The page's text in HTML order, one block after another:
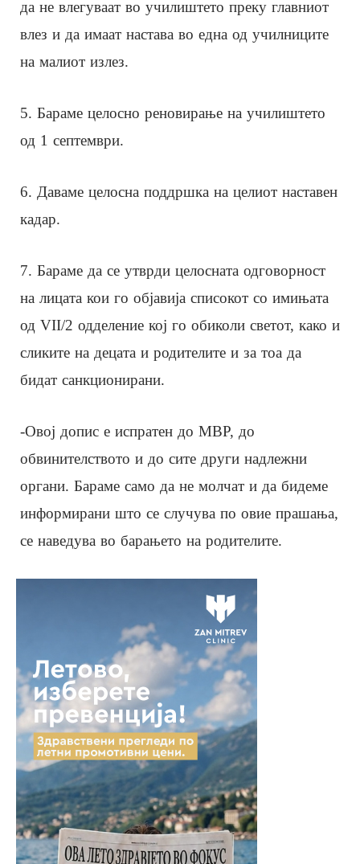
да не влегуваат во училиштето преку главниот
влез и да имаат настава во една од училниците
на малиот излез.
5. Бараме целосно реновирање на училиштето
од 1 септември.
6. Даваме целосна поддршка на целиот наставен
кадар.
7. Бараме да се утврди целосната одговорност
на лицата кои го објавија списокот со имињата
од VII/2 одделение кој го обиколи светот, како и
сликите на децата и родителите и за тоа да
бидат санкционирани.
-Овој допис е испратен до МВР, до
обвинителството и до сите други надлежни
органи. Бараме само да не молчат и да бидеме
информирани што се случува по овие прашања,
се наведува во барањето на родителите.